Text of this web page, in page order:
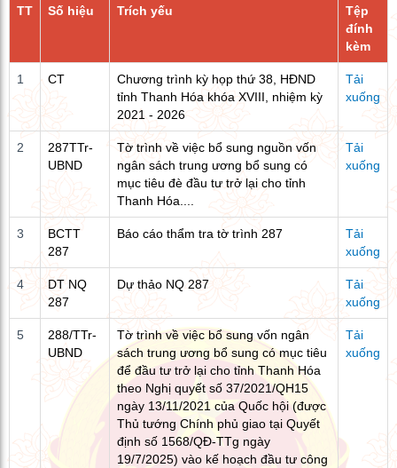
TT Số hiệu Trích yếu
Tệp
đính
kèm
1 CT
Chương trình kỳ họp thứ 38, HĐND
tỉnh Thanh Hóa khóa XVIII, nhiệm kỳ
2021 - 2026
Tải
xuống
2
287TTr-
UBND
Tờ trình về việc bổ sung nguồn vốn
ngân sách trung ương bổ sung có
mục tiêu đè đầu tư trở lại cho tỉnh
Thanh Hóa....
Tải
xuống
3
BCTT
287
Báo cáo thẩm tra tờ trình 287
Tải
xuống
4
DT NQ
287
Dự thảo NQ 287
Tải
xuống
5
288/TTr-
UBND
Tờ trình về việc bổ sung vốn ngân
sách trung ương bổ sung có mục tiêu
để đầu tư trở lại cho tỉnh Thanh Hóa
theo Nghị quyết số 37/2021/QH15
ngày 13/11/2021 của Quốc hội (được
Thủ tướng Chính phủ giao tại Quyết
định số 1568/QĐ-TTg ngày
19/7/2025) vào kế hoạch đầu tư công
Tải
xuống